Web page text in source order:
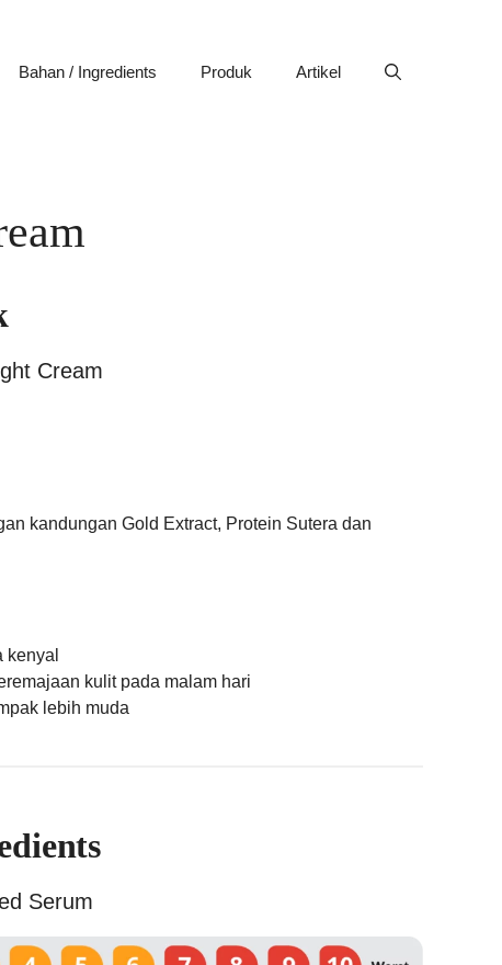
Bahan / Ingredients Produk Artikel
Cream
kandungan Gold Extract, Protein Sutera dan
kenyal
kulit pada malam hari
lebih muda
Serum